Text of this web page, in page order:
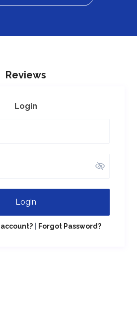
Reviews
Login
Login
Forgot Password?